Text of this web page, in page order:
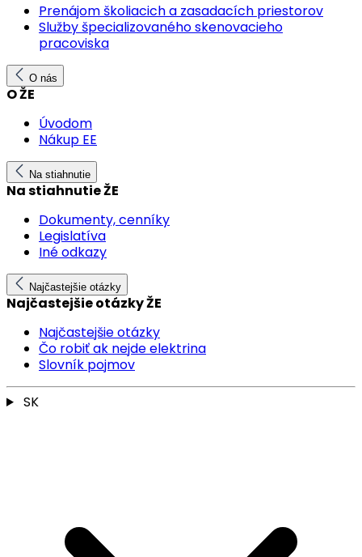
Prenájom školiacich a zasadacích priestorov
Služby špecializovaného skenovacieho
pracoviska
O nás
O ŽE
Úvodom
Nákup EE
Na stiahnutie
Na stiahnutie ŽE
Dokumenty, cenníky
Legislatíva
Iné odkazy
Najčastejšie otázky
Najčastejšie otázky ŽE
Najčastejšie otázky
Čo robiť ak nejde elektrina
Slovník pojmov
SK